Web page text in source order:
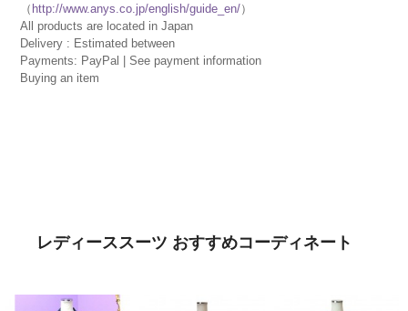
（ http://www.anys.co.jp/english/guide_en/）
All products are located in Japan
Delivery : Estimated between
Payments: PayPal | See payment information
Buying an item
レディーススーツ おすすめコーディネート